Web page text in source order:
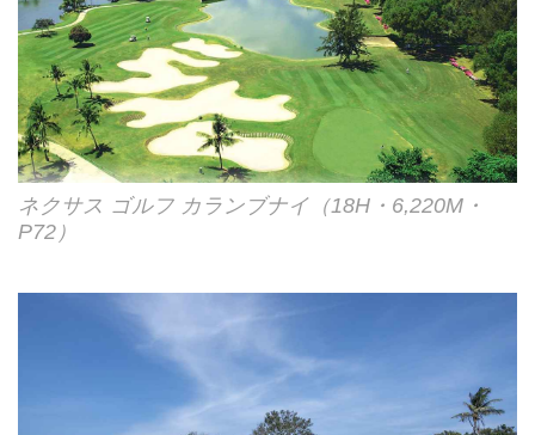
ネクサス ゴルフ カランブナイ（18H・6,220M・
P72）